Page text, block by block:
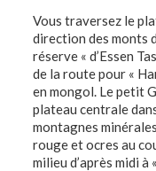
Vous traversez le
direction des monts
réserve « d’Essen
de la route pour «
en mongol. Le petit
plateau centrale
montagnes
rouge et ocres au
milieu d’après midi à